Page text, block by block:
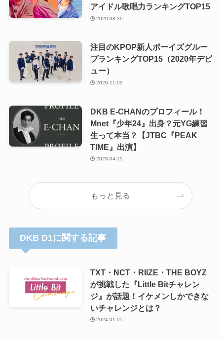
アイドル歌唱力ランキングTOP15
2020-08-30
注目のKPOP新人ボーイズグルー
プランキングTOP15（2020年デビ
ュー）
2020-11-02
DKB E-CHANのプロフィール！
Mnet『少年24』出身？元YG練習
生って本当？【JTBC『PEAK
TIME』出演】
2023-04-15
もっと見る
DKB D1に関する記事
TXT・NCT・RIIZE・THE BOYZ
が挑戦した『Little Bitチャレン
ジ』が話題！イケメンしかできな
いチャレンジとは？
2024-01-05